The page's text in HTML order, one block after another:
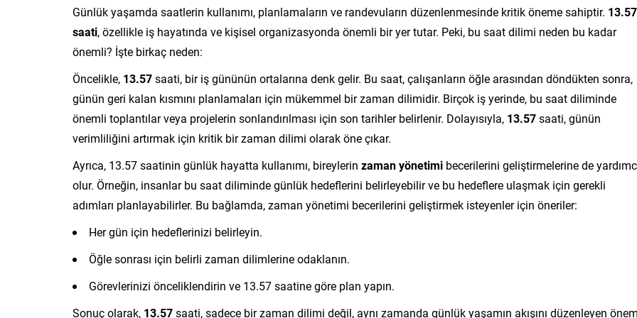
Günlük yaşamda saatlerin kullanımı, planlamaların ve randevuların düzenlenmesinde kritik öneme sahiptir. 13.57
saati, özellikle iş hayatında ve kişisel organizasyonda önemli bir yer tutar. Peki, bu saat dilimi neden bu kadar
önemli? İşte birkaç neden:
Öncelikle, 13.57saati, bir iş gününün ortalarına denk gelir. Bu saat, çalışanların öğle arasından döndükten sonra,
günün geri kalan kısmını planlamaları için mükemmel bir zaman dilimidir. Birçok iş yerinde, bu saat diliminde
önemli toplantılar veya projelerin sonlandırılması için son tarihler belirlenir. Dolayısıyla, 13.57saati, günün
verimliliğini artırmak için kritik bir zaman dilimi olarak öne çıkar.
Ayrıca, 13.57 saatinin günlük hayatta kullanımı, bireylerin zaman yönetimi becerilerini geliştirmelerine de
olur. Örneğin, insanlar bu saat diliminde günlük hedeflerini belirleyebilir ve bu hedeflere ulaşmak için gerekli
adımları planlayabilirler. Bu bağlamda, zaman yönetimi becerilerini geliştirmek isteyenler için öneriler:
Her gün için hedeflerinizi belirleyin.
Öğle sonrası için belirli zaman dilimlerine odaklanın.
Görevlerinizi önceliklendirin ve 13.57 saatine göre plan yapın.
Sonuç olarak, 13.57saati, sadece bir zaman dilimi değil, aynı zamanda günlük yaşamın akışını düzenleyen